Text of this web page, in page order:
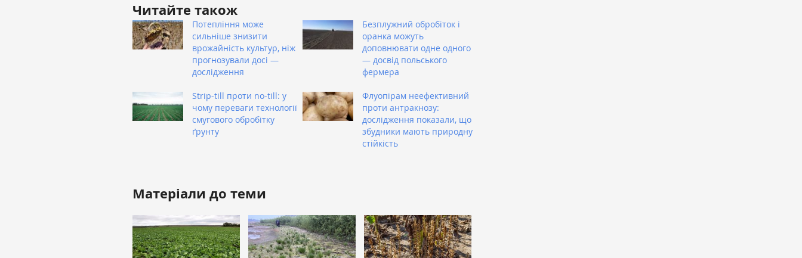
Читайте також
Потепління може
сильніше знизити
врожайність культур, ніж
прогнозували досі —
дослідження
Безплужний обробіток і
оранка можуть
доповнювати одне одного
— досвід польського
фермера
Strip-till проти no-till: у
чому переваги технології
смугового обробітку
ґрунту
Флуопірам неефективний
проти антракнозу:
дослідження показали, що
збудники мають природну
стійкість
Матеріали до теми